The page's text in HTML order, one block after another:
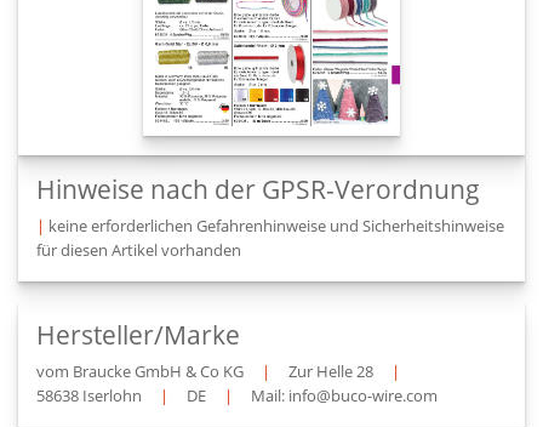
Hinweise nach der GPSR-Verordnung
| keine erforderlichen Gefahrenhinweise und Sicherheitshinweise
für diesen Artikel vorhanden
Hersteller/Marke
vom Braucke GmbH & Co KG | Zur Helle 28
|
58638 Iserlohn
| DE | Mail: info@buco-wire.com